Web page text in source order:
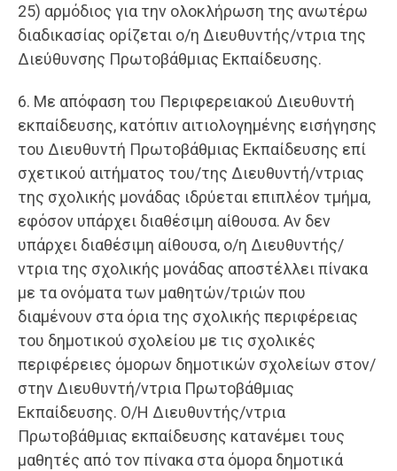
25) αρμόδιος για την ολοκλήρωση της ανωτέρω
διαδικασίας ορίζεται ο/η Διευθυντής/ντρια της
Διεύθυνσης Πρωτοβάθμιας Εκπαίδευσης.
6. Με απόφαση του Περιφερειακού Διευθυντή
εκπαίδευσης, κατόπιν αιτιολογημένης εισήγησης
του Διευθυντή Πρωτοβάθμιας Εκπαίδευσης επί
σχετικού αιτήματος του/της Διευθυντή/ντριας
της σχολικής μονάδας ιδρύεται επιπλέον τμήμα,
εφόσον υπάρχει διαθέσιμη αίθουσα. Αν δεν
υπάρχει διαθέσιμη αίθουσα, ο/η Διευθυντής/
ντρια της σχολικής μονάδας αποστέλλει πίνακα
με τα ονόματα των μαθητών/τριών που
διαμένουν στα όρια της σχολικής περιφέρειας
του δημοτικού σχολείου με τις σχολικές
περιφέρειες όμορων δημοτικών σχολείων στον/
στην Διευθυντή/ντρια Πρωτοβάθμιας
Εκπαίδευσης. Ο/Η Διευθυντής/ντρια
Πρωτοβάθμιας εκπαίδευσης κατανέμει τους
μαθητές από τον πίνακα στα όμορα δημοτικά